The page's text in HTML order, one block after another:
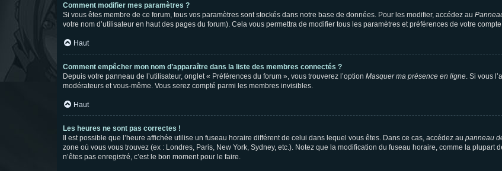
Comment modifier mes paramètres ?
Si vous êtes membre de ce forum, tous vos paramètres sont stockés dans notre base de données. Pour les modifier, accédez au
votre nom d’utilisateur en haut des pages du forum). Cela vous permettra de modifier tous les paramètres et préférences de votre
Haut
Comment empêcher mon nom d’apparaître dans la liste des membres connectés ?
Depuis votre panneau de l’utilisateur, onglet « Préférences du forum », vous trouverez l’option Masquer ma présence en ligne. Si vous
modérateurs et vous-même. Vous serez compté parmi les membres invisibles.
Haut
Les heures ne sont pas correctes !
Il est possible que l’heure affichée utilise un fuseau horaire différent de celui dans lequel vous êtes. Dans ce cas, accédez au panneau
zone où vous vous trouvez (ex : Londres, Paris, New York, Sydney, etc.). Notez que la modification du fuseau horaire, comme la plupart
n’êtes pas enregistré, c’est le bon moment pour le faire.